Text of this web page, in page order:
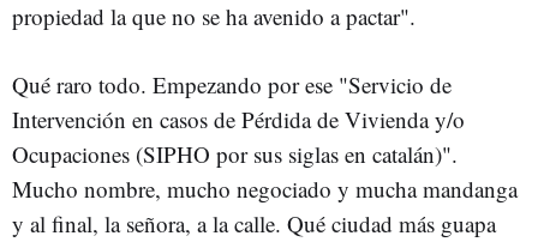
propiedad la que no se ha avenido a pactar".
Qué raro todo. Empezando por ese "Servicio de
Intervención en casos de Pérdida de Vivienda y/o
Ocupaciones (SIPHO por sus siglas en catalán)".
Mucho nombre, mucho negociado y mucha mandanga
y al final, la señora, a la calle. Qué ciudad más guapa